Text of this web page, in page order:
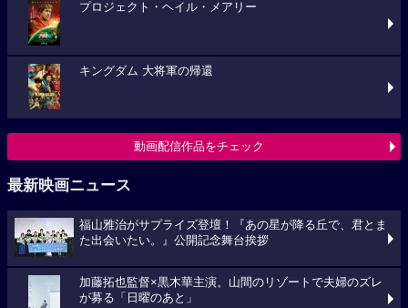
プロジェクト・ヘイル・メアリー
キングダム 大将軍の帰還
動画配信作品をチェック
最新映画ニュース
福山雅治がサプライズ登壇！『あの星が降る丘で、君とま
た出会いたい。』公開記念舞台挨拶
加藤拓也監督×黒木華主演。山間のリゾートで夫婦のズレ
が募る「日曜のあと」